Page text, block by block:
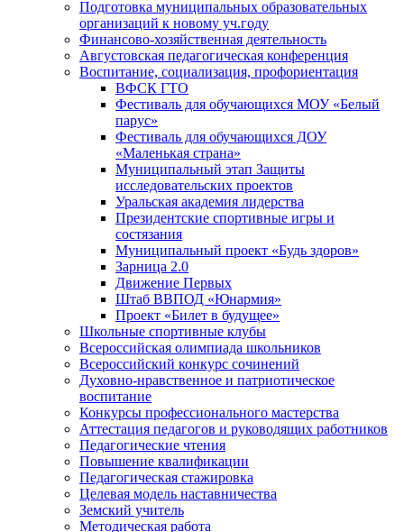
Подготовка муниципальных образовательных
организаций к новому уч.году
Финансово-хозяйственная деятельность
Августовская педагогическая конференция
Воспитание, социализация, профориентация
ВФСК ГТО
Фестиваль для обучающихся МОУ «Белый
парус»
Фестиваль для обучающихся ДОУ
«Маленькая страна»
Муниципальный этап Защиты
исследовательских проектов
Уральская академия лидерства
Президентские спортивные игры и
состязания
Муниципальный проект «Будь здоров»
Зарница 2.0
Движение Первых
Штаб ВВПОД «Юнармия»
Проект «Билет в будущее»
Школьные спортивные клубы
Всероссийская олимпиада школьников
Всероссийский конкурс сочинений
Духовно-нравственное и патриотическое
воспитание
Конкурсы профессионального мастерства
Аттестация педагогов и руководящих работников
Педагогические чтения
Повышение квалификации
Педагогическая стажировка
Целевая модель наставничества
Земский учитель
Методическая работа